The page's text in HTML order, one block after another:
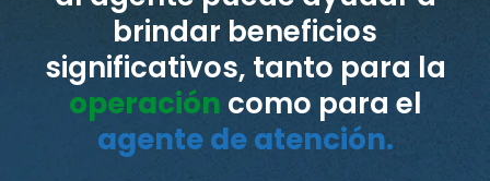
brindar beneficios
significativos, tanto para la
operación como para el
agente de atención.